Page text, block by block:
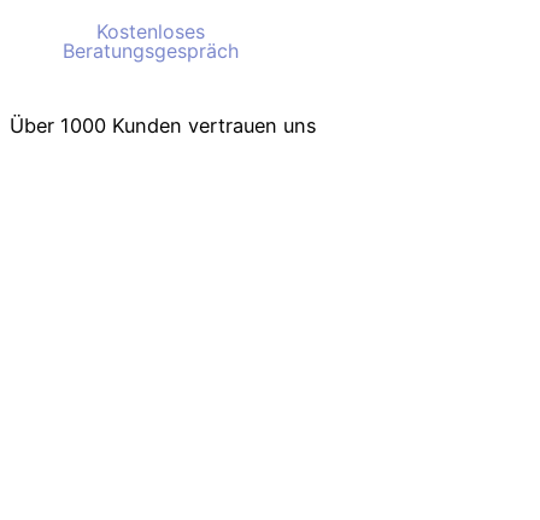
Kostenloses
Beratungsgespräch
Kostenloses
Beratungsgespräch
Über 1000 Kunden vertrauen uns